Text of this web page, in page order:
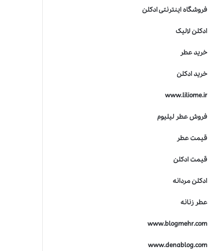
فروشگاه اینترنتی ادکلن
ادکلن لالیک
خرید عطر
خرید ادکلن
www.liliome.ir
فروش عطر لیلیوم
قیمت عطر
قیمت ادکلن
ادکلن مردانه
عطر زنانه
www.blogmehr.com
www.denablog.com